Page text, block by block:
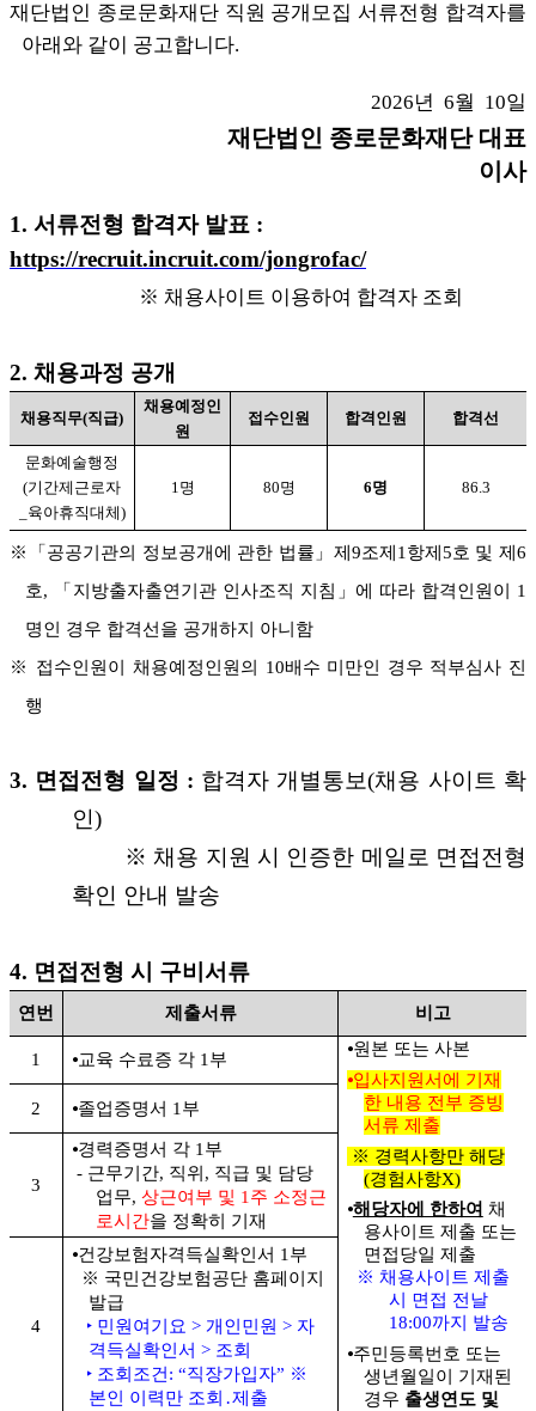
재단법인 종로문화재단 직원 공개모집 서류전형 합격자를
아래와 같이 공고합니다.
2026년 6월 10일
재단법인 종로문화재단 대표
이사
1. 서류전형 합격자 발표 :
https://recruit.incruit.com/jongrofac/
※ 채용사이트 이용하여 합격자 조회
2. 채용과정 공개
채용직무(직급)
채용예정인
원
접수인원 합격인원 합격선
문화예술행정
(기간제근로자
_육아휴직대체)
1명 80명 6명 86.3
※「공공기관의 정보공개에 관한 법률」제9조제1항제5호 및 제6
호, 「지방출자출연기관 인사조직 지침」에 따라 합격인원이 1
명인 경우 합격선을 공개하지 아니함
※ 접수인원이 채용예정인원의 10배수 미만인 경우 적부심사 진
행
3. 면접전형 일정 : 합격자 개별통보(채용 사이트 확
인)
※ 채용 지원 시 인증한 메일로 면접전형
확인 안내 발송
4. 면접전형 시 구비서류
연번 제출서류 비고
1 ⦁교육 수료증 각 1부
⦁원본 또는 사본
⦁입사지원서에 기재
한 내용 전부 증빙
서류 제출
※ 경력사항만 해당
(경험사항X)
⦁해당자에 한하여 채
용사이트 제출 또는
면접당일 제출
※ 채용사이트 제출
시 면접 전날
18:00까지 발송
⦁주민등록번호 또는
생년월일이 기재된
경우 출생연도 및
2 ⦁졸업증명서 1부
3
⦁경력증명서 각 1부
- 근무기간, 직위, 직급 및 담당
업무, 상근여부 및 1주 소정근
로시간을 정확히 기재
4
⦁건강보험자격득실확인서 1부
※ 국민건강보험공단 홈페이지
발급
‣ 민원여기요 > 개인민원 > 자
격득실확인서 > 조회
‣ 조회조건: “직장가입자” ※
본인 이력만 조회․제출